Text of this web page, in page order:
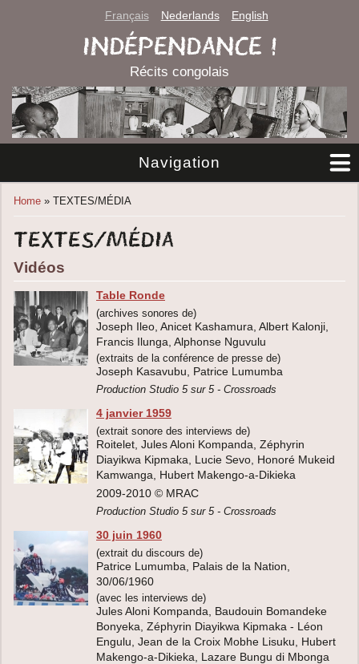
Français Nederlands English
INDÉPENDANCE !
Récits congolais
Navigation
You are here
Home » TEXTES/MÉDIA
TEXTES/MÉDIA
Vidéos
Table Ronde
(archives sonores de)
Joseph Ileo, Anicet Kashamura, Albert Kalonji,
Francis Ilunga, Alphonse Nguvulu
(extraits de la conférence de presse de)
Joseph Kasavubu, Patrice Lumumba
Production Studio 5 sur 5 - Crossroads
4 janvier 1959
(extrait sonore des interviews de)
Roitelet, Jules Aloni Kompanda, Zéphyrin
Diayikwa Kipmaka, Lucie Sevo, Honoré Mukeid
Kamwanga, Hubert Makengo-a-Dikieka
2009-2010 © MRAC
Production Studio 5 sur 5 - Crossroads
30 juin 1960
(extrait du discours de)
Patrice Lumumba, Palais de la Nation,
30/06/1960
(avec les interviews de)
Jules Aloni Kompanda, Baudouin Bomandeke
Bonyeka, Zéphyrin Diayikwa Kipmaka - Léon
Engulu, Jean de la Croix Mobhe Lisuku, Hubert
Makengo-a-Dikieka, Lazare Bungu di Mbonga